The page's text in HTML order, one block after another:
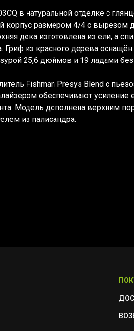
в натуральной отделке с
корпус размером 4/4 с вырезом
дека изготовлена из ели, а
Гриф из красного дерева
25,6 дюймов и 19 ладами
Fishman Presys Blend с
обеспечивают усиление
Модель дополнена верхним
из палисандра.